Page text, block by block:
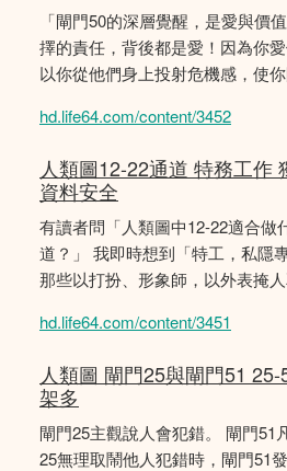
「閘門50的深層覺醒，是愛與價
擇的責任，背後都是愛！因為你
以你從他們身上投射危機感，使
hd.life64.com/content/3452
人類圖12-22通道 特務工作
資料安全
有讀者問「人類圖中12-22適合做
道？」 我即時想到「特工，私隱
那些以打扮、形象師，以外表掩人
hd.life64.com/content/3451
人類圖 閘門25與閘門51
架多
閘門25主觀說人會犯錯。 閘門51
25無理取鬧他人犯錯時，閘門51